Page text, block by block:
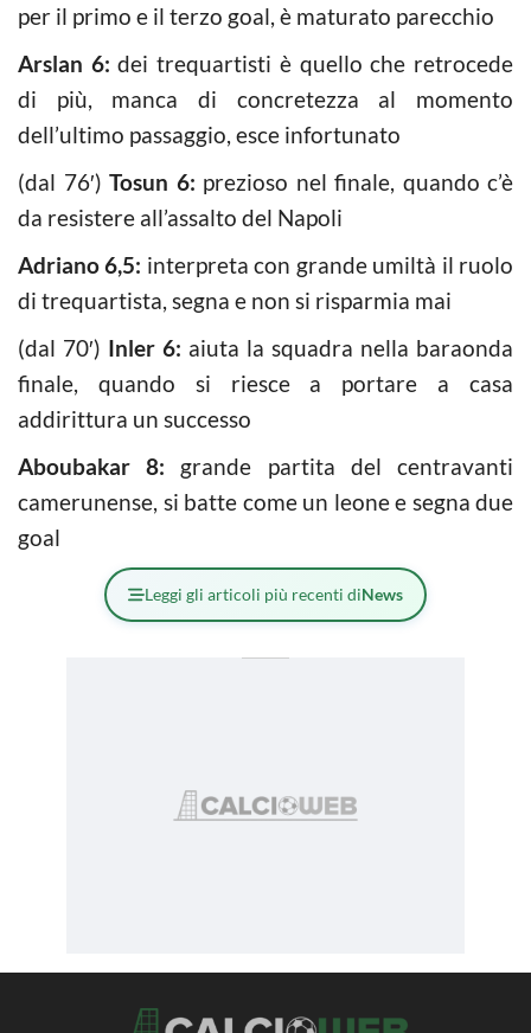
per il primo e il terzo goal, è maturato parecchio
Arslan 6: dei trequartisti è quello che retrocede
di più, manca di concretezza al momento
dell’ultimo passaggio, esce infortunato
(dal 76′) Tosun 6: prezioso nel finale, quando c’è
da resistere all’assalto del Napoli
Adriano 6,5: interpreta con grande umiltà il ruolo
di trequartista, segna e non si risparmia mai
(dal 70′) Inler 6: aiuta la squadra nella baraonda
finale, quando si riesce a portare a casa
addirittura un successo
Aboubakar 8: grande partita del centravanti
camerunense, si batte come un leone e segna due
goal
Leggi gli articoli più recenti diNews